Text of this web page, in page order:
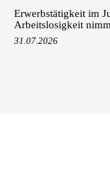
Erwerbstätigkeit im
Arbeitslosigkeit
31.07.2026